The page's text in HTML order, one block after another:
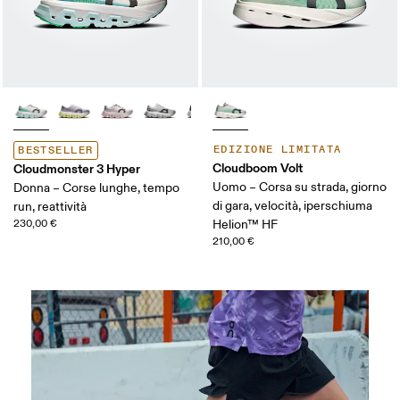
BESTSELLER
Cloudmonster 3 Hyper
Donna – Corse lunghe, tempo
run, reattività
230,00 €
EDIZIONE LIMITATA
Cloudboom Volt
Uomo – Corsa su strada, giorno
di gara, velocità, iperschiuma
Helion™ HF
210,00 €